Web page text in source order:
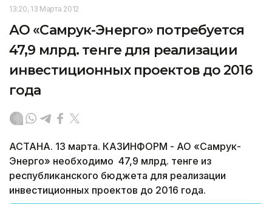
13:20, 13 Марта 2012
АО «Самрук-Энерго» потребуется
47,9 млрд. тенге для реализации
инвестиционных проектов до 2016
года
АСТАНА. 13 марта. КАЗИНФОРМ - АО «Самрук-
Энерго» необходимо 47,9 млрд. тенге из
республиканского бюджета для реализации
инвестиционных проектов до 2016 года.